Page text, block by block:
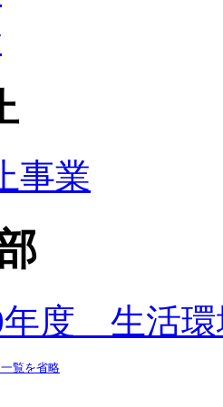
事業
年度 生活環
一覧を省略